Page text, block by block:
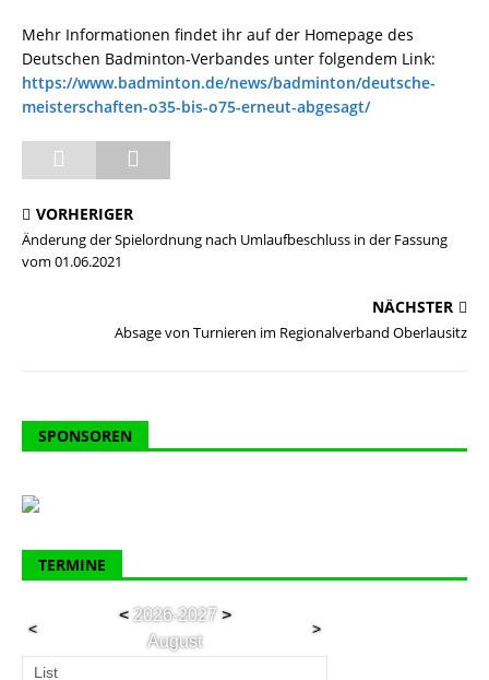
Mehr Informationen findet ihr auf der Homepage des
Deutschen Badminton-Verbandes unter folgendem Link:
https://www.badminton.de/news/badminton/deutsche-
meisterschaften-o35-bis-o75-erneut-abgesagt/
VORHERIGER
Änderung der Spielordnung nach Umlaufbeschluss in der Fassung
vom 01.06.2021
NÄCHSTER
Absage von Turnieren im Regionalverband Oberlausitz
SPONSOREN
TERMINE
<
<2026-2027 >
August
>
List